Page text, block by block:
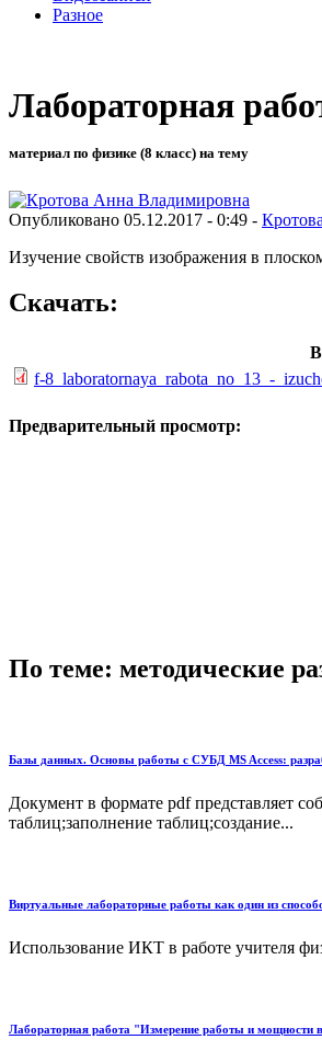
Разное
Лабораторная
материал по физике (8 класс) на тему
Опубликовано 05.12.2017 - 0:49 -
Изучение свойств изображения в
Скачать:
f-8_laboratornaya_rabota_no_13_-
Предварительный просмотр:
По теме: методические
Базы данных. Основы работы с СУБД MS Access:
Документ в формате pdf представляет
таблиц;заполнение таблиц;создание...
Виртуальные лабораторные работы как один из
Использование ИКТ в работе учителя
Лабораторная работа "Измерение работы и мощности